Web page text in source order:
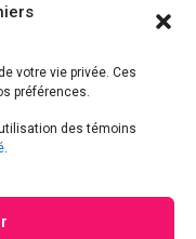
votre vie privée. Ces
préférences.
des témoins
.